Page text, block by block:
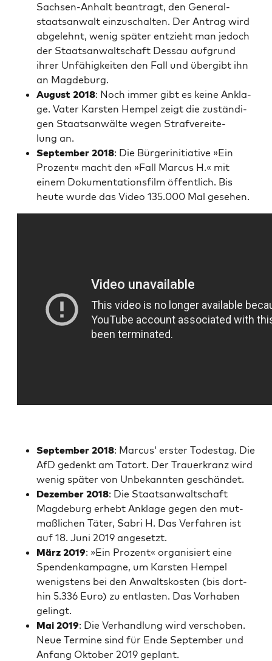
Sach­sen-Anhalt bean­tragt, den Gene­ral­
staats­an­walt ein­zu­schal­ten. Der Antrag wird
abge­lehnt, wenig spä­ter ent­zieht man jedoch
der Staats­an­walt­schaft Des­sau auf­grund
ihrer Unfä­hig­kei­ten den Fall und über­gibt ihn
an Magdeburg.
August 2018: Noch immer gibt es kei­ne Ankla­
ge. Vater Kars­ten Hem­pel zeigt die zustän­di­
gen Staats­an­wäl­te wegen Straf­ver­ei­te­
lung an.
Sep­tem­ber 2018: Die Bür­ger­initia­ti­ve »Ein
Pro­zent« macht den »Fall Mar­cus H.« mit
einem Doku­men­ta­ti­ons­film öffent­lich. Bis
heu­te wur­de das Video 135.000 Mal gesehen.
Sep­tem­ber 2018: Mar­cus‘ ers­ter Todes­tag. Die
AfD gedenkt am Tat­ort. Der Trau­er­kranz wird
wenig spä­ter von Unbe­kann­ten geschändet.
Dezem­ber 2018: Die Staats­an­walt­schaft
Mag­de­burg erhebt Ankla­ge gegen den mut­
maß­li­chen Täter, Sab­ri H. Das Ver­fah­ren ist
auf 18. Juni 2019 angesetzt.
März 2019: »Ein Pro­zent« orga­ni­siert eine
Spen­den­kam­pa­gne, um Kars­ten Hem­pel
wenigs­tens bei den Anwalts­kos­ten (bis dort­
hin 5.336 Euro) zu ent­las­ten. Das Vor­ha­ben
gelingt.
Mai 2019: Die Ver­hand­lung wird ver­scho­ben.
Neue Ter­mi­ne sind für Ende Sep­tem­ber und
Anfang Okto­ber 2019 geplant.